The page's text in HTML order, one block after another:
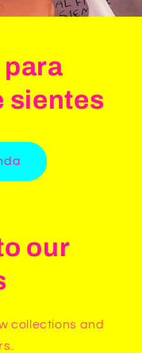
sientes
our
collections and